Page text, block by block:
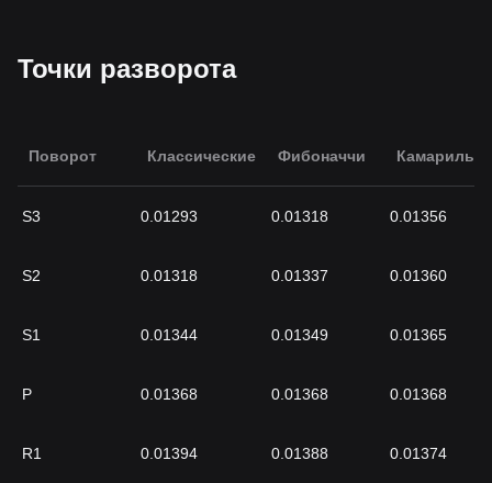
Точки разворота
Поворот Классические Фибоначчи Камарилья
S3 0.01293 0.01318 0.01356
S2 0.01318 0.01337 0.01360
S1 0.01344 0.01349 0.01365
P 0.01368 0.01368 0.01368
R1 0.01394 0.01388 0.01374